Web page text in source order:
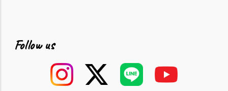
Follow us